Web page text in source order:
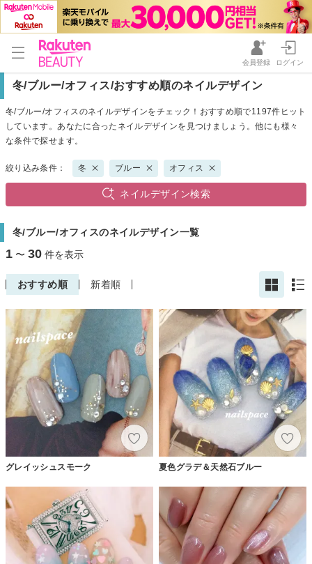
会員登録 ログイン
冬/ブルー/オフィス/おすすめ順のネイルデザイン
冬/ブルー/オフィスのネイルデザインをチェック！おすすめ順で1197件ヒット
しています。あなたに合ったネイルデザインを見つけましょう。他にも様々
な条件で探せます。
絞り込み条件： 冬 ブルー オフィス
ネイルデザイン検索
冬/ブルー/オフィスのネイルデザイン一覧
1 〜 30 件を表示
おすすめ順 新着順
グレイッシュスモーク 夏色グラデ＆天然石ブルー